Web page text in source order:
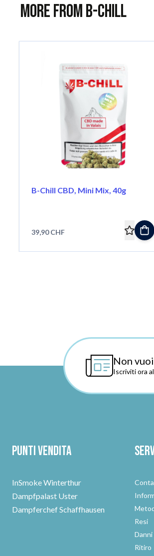
More from B-Chill
B-Chill CBD, Mini Mix, 40g
39,90 CHF
Non
Iscriviti ora
Punti vendita
InSmoke Winterthur
Dampfpalast Uster
Dampferchef Schaffhausen
Resi
Ritiro